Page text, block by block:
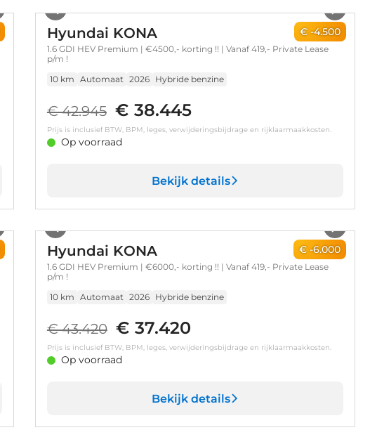
€ -4.500
Hyundai KONA
1.6 GDI HEV Premium | €4500,- korting !! | Vanaf 419,- Private Lease
p/m !
10 km Automaat 2026 Hybride benzine
€ 42.945 € 38.445
Prijs is inclusief BTW, BPM, leges, verwijderingsbijdrage en rijklaarmaakkosten.
Op voorraad
Bekijk details
€ -6.000
Hyundai KONA
1.6 GDI HEV Premium | €6000,- korting !! | Vanaf 419,- Private Lease
p/m !
10 km Automaat 2026 Hybride benzine
€ 43.420 € 37.420
Prijs is inclusief BTW, BPM, leges, verwijderingsbijdrage en rijklaarmaakkosten.
Op voorraad
Bekijk details